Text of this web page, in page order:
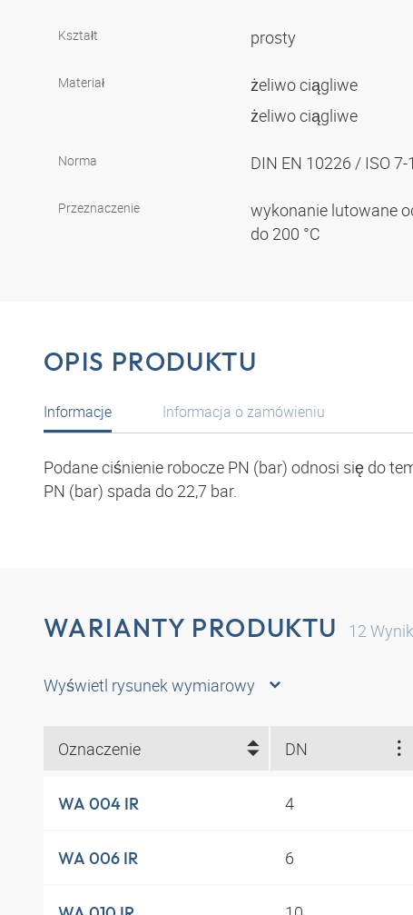
Kształt prosty
Materiał
żeliwo ciągliwe
żeliwo ciągliwe
Norma DIN EN 10226 / ISO 7-1
Przeznaczenie
wykonanie lutowane
do 200 °C
OPIS PRODUKTU
Informacje
Podane ciśnienie robocze PN (bar) odnosi się do
PN (bar) spada do 22,7 bar.
Informacja o zamówieniu
WARIANTY PRODUKTU 12
Wyświetl rysunek wymiarowy
Oznaczenie DN
WA 004 IR 4
WA 006 IR 6